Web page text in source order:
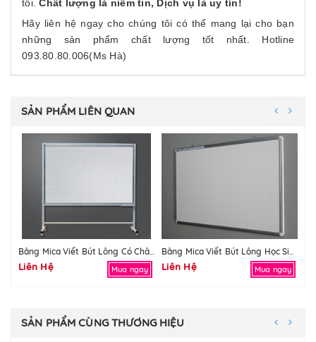
tôi.Chất lượng là niềm tin, Dịch vụ là uy tín!
Hãy liên hệ ngay cho chúng tôi có thể mang lại cho bạn
những sản phẩm chất lượng tốt nhất. Hotline
093.80.80.006(Ms Hà)
SẢN PHẨM LIÊN QUAN
Bảng Mica Viết Bút Lông Có Chân
Liên Hệ Mua ngay
Bảng Mica Viết Bút Lông Học Sinh
Liên Hệ Mua ngay
SẢN PHẨM CÙNG THƯƠNG HIỆU